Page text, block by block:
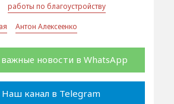
работы по благоустройству
Антон Алексеенко
новости в WhatsApp
Наш канал в Telegram